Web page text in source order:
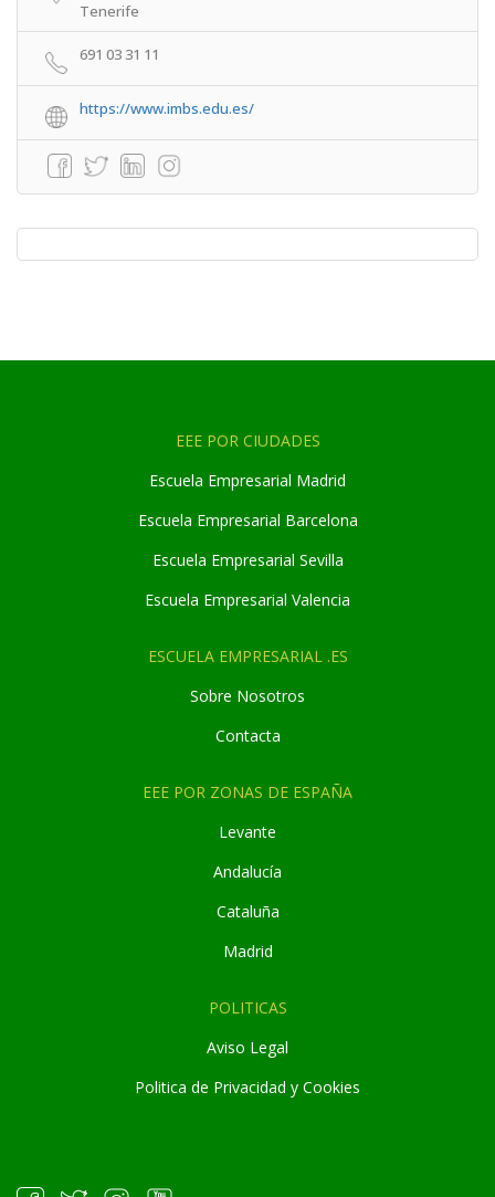
Tenerife
691 03 31 11
https://www.imbs.edu.es/
EEE POR CIUDADES
Escuela Empresarial Madrid
Escuela Empresarial Barcelona
Escuela Empresarial Sevilla
Escuela Empresarial Valencia
ESCUELA EMPRESARIAL .ES
Sobre Nosotros
Contacta
EEE POR ZONAS DE ESPAÑA
Levante
Andalucía
Cataluña
Madrid
POLITICAS
Aviso Legal
Politica de Privacidad y Cookies